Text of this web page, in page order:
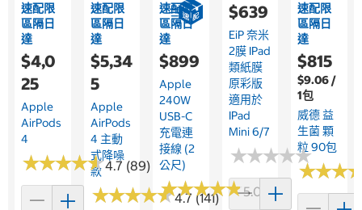
速配限
區隔日
達
$4,0
25
Apple
AirPods
4
★★★★★
★★★★★4.7 (89)
速配限
區隔日
達
$5,34
5
Apple
AirPods
4 主動
式降噪
款
★★★★★
★★★★★4.7 (141)
速配限
區隔日
達
$899
Apple
240W
USB-C
充電連
接線 (2
公尺)
★★★★★
★★★★★5.0 (28)
$639
EiP 奈米
2膜 IPad
類紙膜
原彩版
適用於
IPad
Mini 6/7
★★★★★
★★★★★
速配限
區隔日
達
$815
$9.06 /
1包
威德 益
生菌 顆
粒 90包
★★★
★★★